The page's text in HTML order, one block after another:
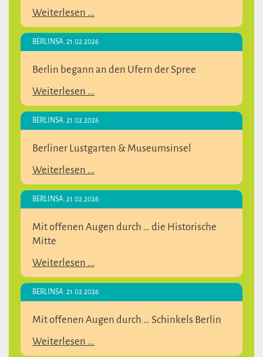
Weiterlesen ...
BERLINSA. 21.02.2026
Berlin begann an den Ufern der Spree
Weiterlesen ...
BERLINSA. 21.02.2026
Berliner Lustgarten & Museumsinsel
Weiterlesen ...
BERLINSA. 21.02.2026
Mit offenen Augen durch … die Historische
Mitte
Weiterlesen ...
BERLINSA. 21.02.2026
Mit offenen Augen durch … Schinkels Berlin
Weiterlesen ...